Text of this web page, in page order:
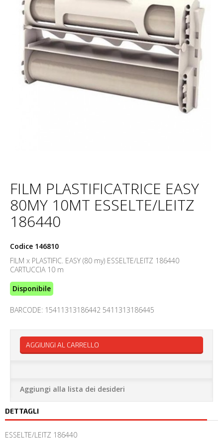
FILM PLASTIFICATRICE EASY
80MY 10MT ESSELTE/LEITZ
186440
Codice 146810
FILM x PLASTIFIC. EASY (80 my) ESSELTE/LEITZ 186440
CARTUCCIA 10 m
Disponibile
BARCODE: 15411313186442 5411313186445
AGGIUNGI AL CARRELLO
Aggiungi alla lista dei desideri
DETTAGLI
ESSELTE/LEITZ 186440